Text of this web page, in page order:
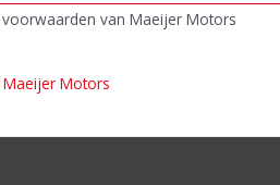
van Maeijer Motors
Motors